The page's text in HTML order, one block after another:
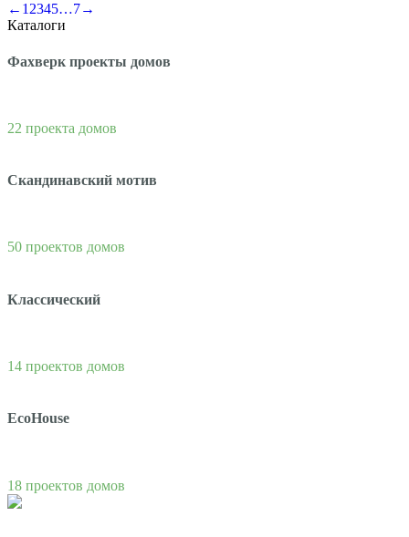
← 1 2345…7→
Каталоги
Фахверк проекты домов
22 проекта домов
Скандинавский мотив
50 проектов домов
Классический
14 проектов домов
EcoHouse
18 проектов домов